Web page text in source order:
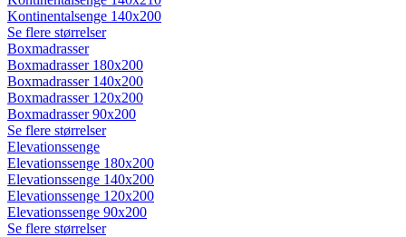
Kontinentalsenge 140x200
Se flere størrelser
Boxmadrasser
Boxmadrasser 180x200
Boxmadrasser 140x200
Boxmadrasser 120x200
Boxmadrasser 90x200
Se flere størrelser
Elevationssenge
Elevationssenge 180x200
Elevationssenge 140x200
Elevationssenge 120x200
Elevationssenge 90x200
Se flere størrelser